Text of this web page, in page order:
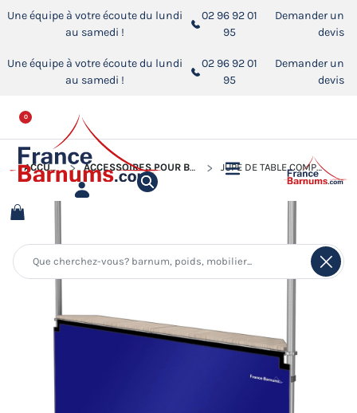
Une équipe à votre écoute du lundi
au samedi !
02 96 92 01
95
Demander un
devis
Une équipe à votre écoute du lundi
au samedi !
02 96 92 01
95
Demander un
devis
0
ACCUEIL ACCESSOIRES POUR BARNUMS PLIANTS JUPE DE TABLE COMPTOIR BUVETTE DE 3M OU 4M EN PVC 580GR/M²